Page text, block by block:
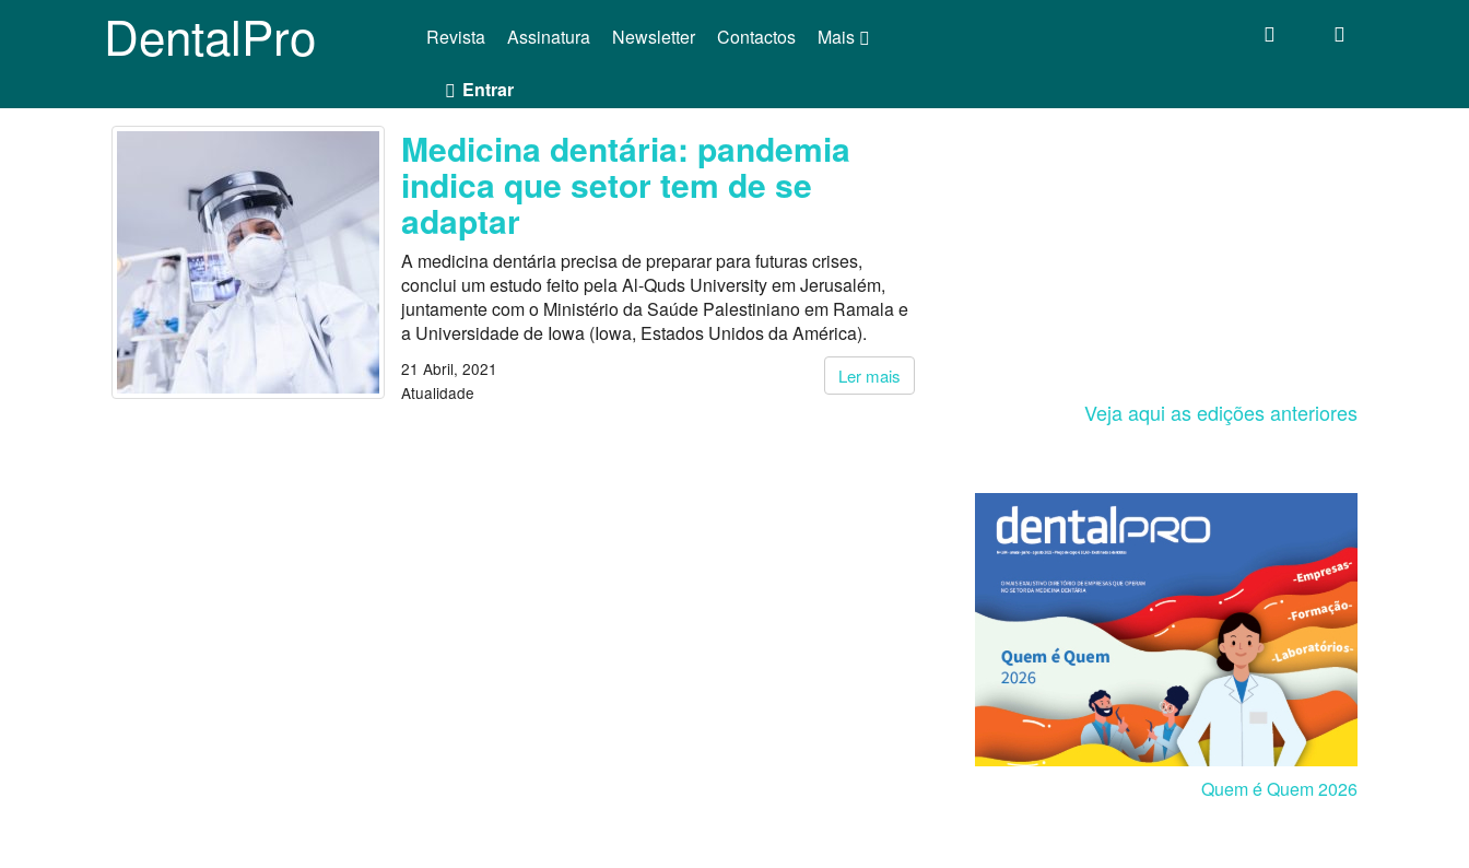
DentalPro Mais
Revista Assinatura Newsletter Contactos
Entrar
Medicina dentária: pandemia
indica que setor tem de se
adaptar
A medicina dentária precisa de preparar para futuras crises,
conclui um estudo feito pela Al-Quds University em Jerusalém,
juntamente com o Ministério da Saúde Palestiniano em Ramala e
a Universidade de Iowa (Iowa, Estados Unidos da América).
Ler mais
21 Abril, 2021
Atualidade
Veja aqui as edições anteriores
Quem é Quem 2026